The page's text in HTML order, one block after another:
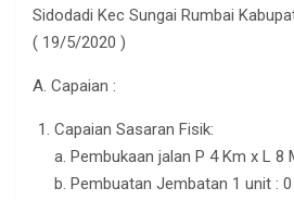
Sidodadi Kec Sungai Rumbai
( 19/5/2020 )
A. Capaian :
Capaian Sasaran Fisik:
a. Pembukaan jalan P 4 Km x L 8
b. Pembuatan Jembatan 1 unit : 0